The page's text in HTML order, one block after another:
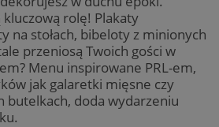
rolę! Plakaty
na stołach, bibeloty z minionych
przeniosą Twoich gości w
Menu inspirowane PRL-em,
jak galaretki mięsne czy
butelkach, doda wydarzeniu